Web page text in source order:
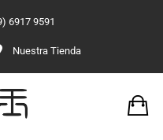
6917 9591
Nuestra Tienda
KIMONOS